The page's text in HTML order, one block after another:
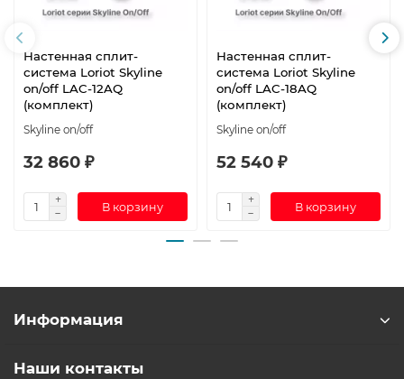
Настенная сплит-
система Loriot Skyline
on/off LAC-12AQ
(комплект)
Skyline on/off
32 860 ₽
В корзину
Настенная сплит-
система Loriot Skyline
on/off LAC-18AQ
(комплект)
Skyline on/off
52 540 ₽
В корзину
Информация
Наши контакты